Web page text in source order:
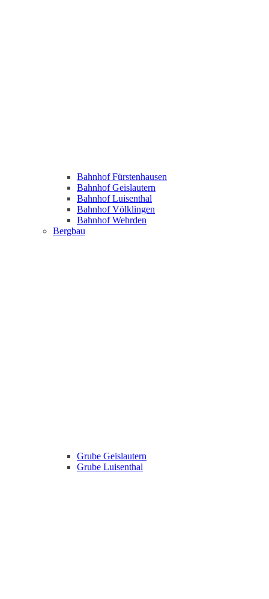
Bahnhof Fürstenhausen
Bahnhof Geislautern
Bahnhof Luisenthal
Bahnhof Völklingen
Bahnhof Wehrden
Bergbau
Grube Geislautern
Grube Luisenthal